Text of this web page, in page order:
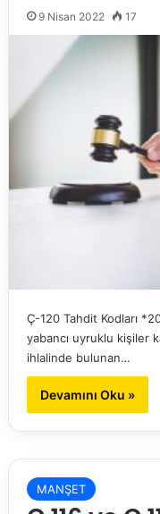
9 Nisan 2022 17
Ç-120 Tahdit Kodları
yabancı uyruklu kişiler
ihlalinde bulunan…
Devamını Oku »
MANŞET